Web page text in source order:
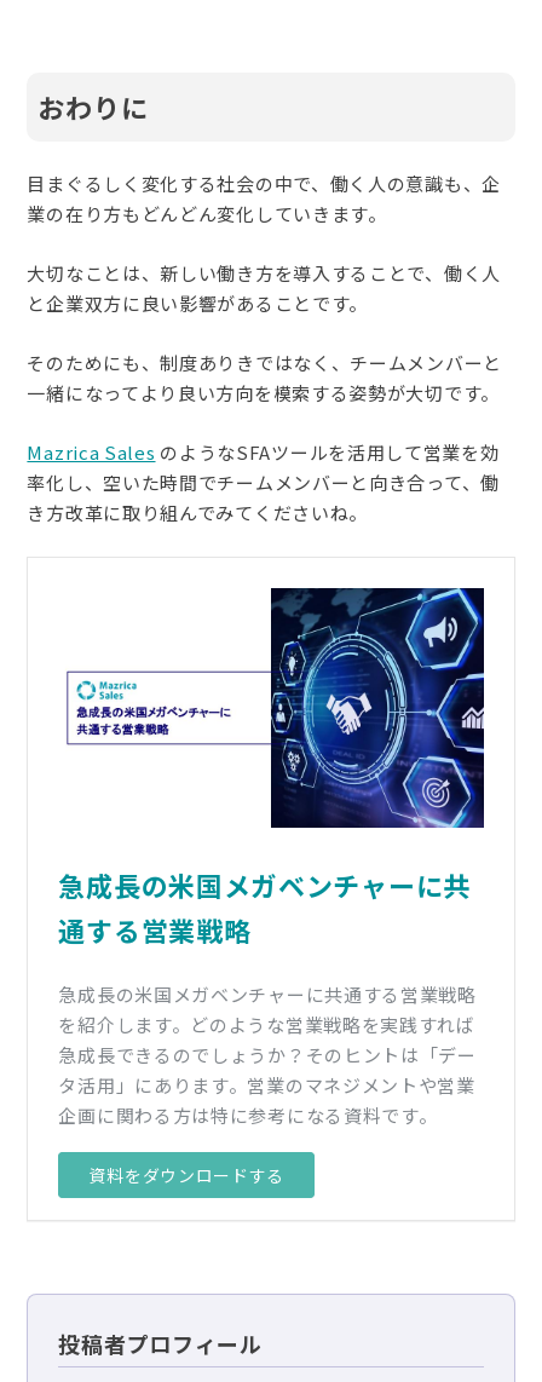
おわりに
目まぐるしく変化する社会の中で、働く人の意識も、企
業の在り方もどんどん変化していきます。
大切なことは、新しい働き方を導入することで、働く人
と企業双方に良い影響があることです。
そのためにも、制度ありきではなく、チームメンバーと
一緒になってより良い方向を模索する姿勢が大切です。
Mazrica Sales のようなSFAツールを活用して営業を効
率化し、空いた時間でチームメンバーと向き合って、働
き方改革に取り組んでみてくださいね。
急成長の米国メガベンチャーに共
通する営業戦略
急成長の米国メガベンチャーに共通する営業戦略
を紹介します。どのような営業戦略を実践すれば
急成長できるのでしょうか？そのヒントは「デー
タ活用」にあります。営業のマネジメントや営業
企画に関わる方は特に参考になる資料です。
資料をダウンロードする
投稿者プロフィール